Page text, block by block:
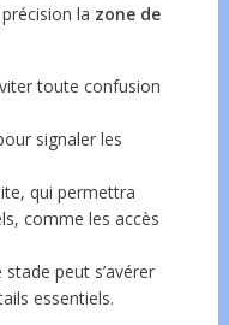
la zone de
toute confusion
signaler les
qui permettra
comme les accès
peut s’avérer
essentiels.